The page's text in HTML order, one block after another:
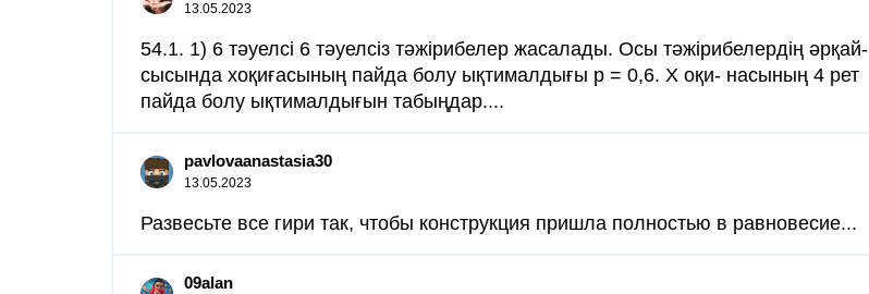
13.05.2023
54.1. 1) 6 тәуелсі 6 тәуелсіз тәжірибелер жасалады. Осы тәжірибелердің әрқай-
сысында хоқиғасының пайда болу ықтималдығы р = 0,6. X оқи- насының 4 рет
пайда болу ықтималдығын табыңдар....
pavlovaanastasia30
13.05.2023
Развесьте все гири так, чтобы конструкция пришла полностью в равновесие...
09alan